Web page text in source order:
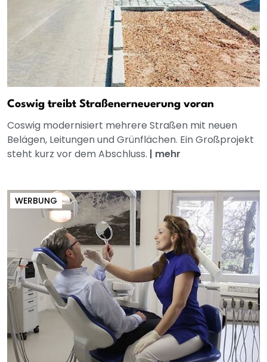
Coswig treibt Straßenerneuerung voran
Coswig modernisiert mehrere Straßen mit neuen
Belägen, Leitungen und Grünflächen. Ein Großprojekt
steht kurz vor dem Abschluss. | mehr
WERBUNG